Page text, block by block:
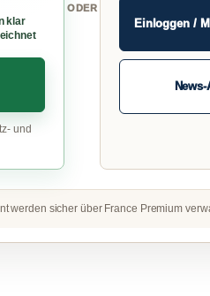
klar
und
ODER
Einloggen /
werden sicher über France Premium